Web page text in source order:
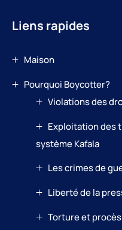
Liens rapides
Maison
Pourquoi Boycotter?
Violations des
Exploitation des
système Kafala
Les crimes de
Liberté de la
Torture et